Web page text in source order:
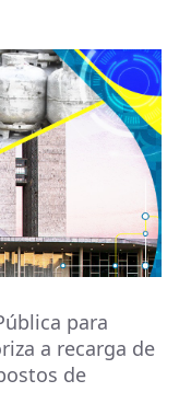
para
a recarga de
de